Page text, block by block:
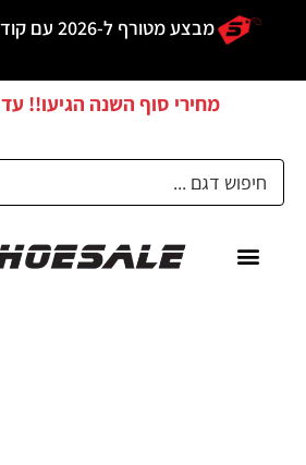
מבצע מטורף ל-2026 עם קוד הקופון –
מחירי סוף השנה הגיעו!! עד